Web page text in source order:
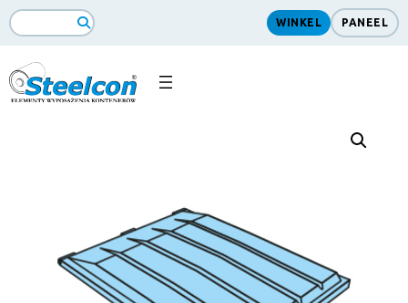
ZoekopdrachtSearch
WINKEL PANEEL